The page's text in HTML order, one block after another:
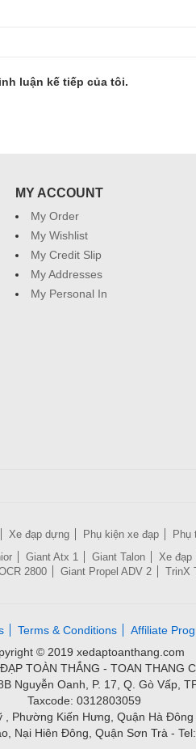
luận kế tiếp của tôi.
MY ACCOUNT
My Order
My Wishlist
My Credit Slip
My Addresses
My Personal In
Xe đạp dựng Phụ kiện xe đạp Phụ
Giant Atx 1 Giant Talon Xe đạp
2800 Giant Propel ADV 2 TrinX
Terms & Conditions Affiliate
© 2019 xedaptoanthang.com
TOÀN THẮNG - TOAN THANG
Nguyễn Oanh, P. 17, Q. Gò Vấp,
Taxcode: 0312803059
, Phường Kiến Hưng, Quận Hà
Nại Hiên Đông, Quận Sơn Trà -